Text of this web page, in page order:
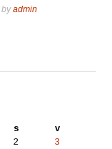
byadmin
s
v
2
3